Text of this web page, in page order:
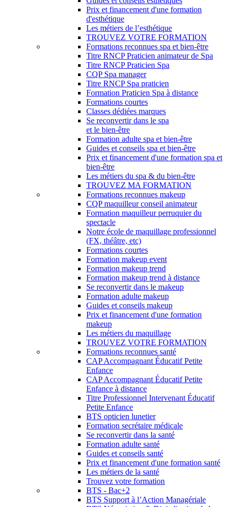
Prix et financement d'une formation
d'esthétique
Les métiers de l’esthétique
TROUVEZ VOTRE FORMATION
Formations reconnues spa et bien-être
Titre RNCP Praticien animateur de Spa
Titre RNCP Praticien Spa
CQP Spa manager
Titre RNCP Spa praticien
Formation Praticien Spa à distance
Formations courtes
Classes dédiées marques
Se reconvertir dans le spa
et le bien-être
Formation adulte spa et bien-être
Guides et conseils spa et bien-être
Prix et financement d'une formation spa et
bien-être
Les métiers du spa & du bien-être
TROUVEZ MA FORMATION
Formations reconnues makeup
CQP maquilleur conseil animateur
Formation maquilleur perruquier du
spectacle
Notre école de maquillage professionnel
(FX, théâtre, etc)
Formations courtes
Formation makeup event
Formation makeup trend
Formation makeup trend à distance
Se reconvertir dans le makeup
Formation adulte makeup
Guides et conseils makeup
Prix et financement d'une formation
makeup
Les métiers du maquillage
TROUVEZ VOTRE FORMATION
Formations reconnues santé
CAP Accompagnant Éducatif Petite
Enfance
CAP Accompagnant Éducatif Petite
Enfance à distance
Titre Professionnel Intervenant Éducatif
Petite Enfance
BTS opticien lunetier
Formation secrétaire médicale
Se reconvertir dans la santé
Formation adulte santé
Guides et conseils santé
Prix et financement d'une formation santé
Les métiers de la santé
Trouvez votre formation
BTS - Bac+2
BTS Support à l’Action Managériale